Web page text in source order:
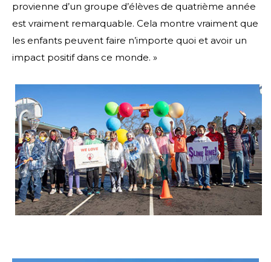
provienne d’un groupe d’élèves de quatrième année
est vraiment remarquable. Cela montre vraiment que
les enfants peuvent faire n’importe quoi et avoir un
impact positif dans ce monde. »